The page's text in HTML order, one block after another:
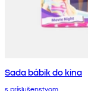
Sada bábik do kina
s príslušenstvom